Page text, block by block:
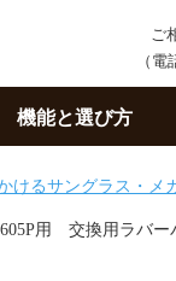
ご
（
機能と選び方
けるサングラス・メ
用 交換用ラバー